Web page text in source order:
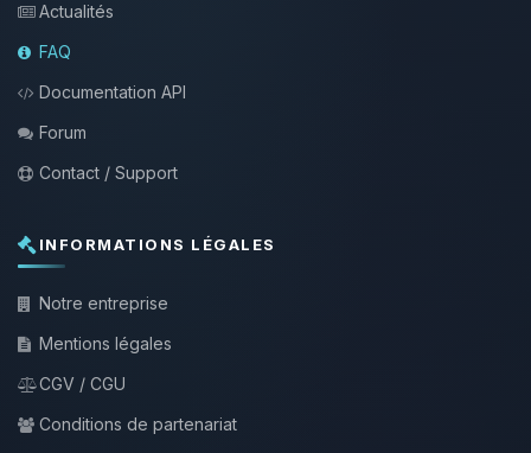
Actualités
FAQ
Documentation API
Forum
Contact / Support
INFORMATIONS LÉGALES
Notre entreprise
Mentions légales
CGV / CGU
Conditions de partenariat